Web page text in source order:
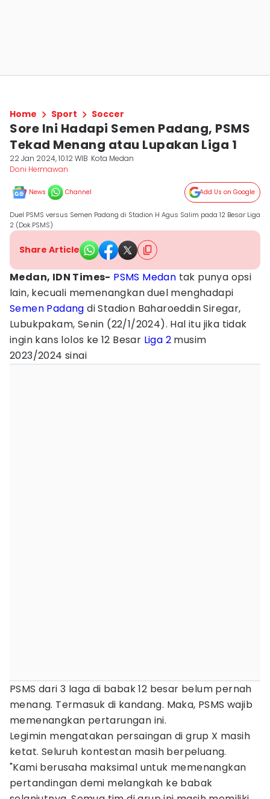
Home Sport Soccer
Sore Ini Hadapi Semen Padang, PSMS
Tekad Menang atau Lupakan Liga 1
22 Jan 2024, 10:12 WIB Kota Medan
Doni Hermawan
News Channel Add Us on Google
Duel PSMS versus Semen Padang di Stadion H Agus Salim pada 12 Besar Liga
2 (Dok.PSMS)
Share Article
Medan, IDN Times- PSMS Medan tak punya opsi
lain, kecuali memenangkan duel menghadapi
Semen Padang di Stadion Baharoeddin Siregar,
Lubukpakam, Senin (22/1/2024). Hal itu jika tidak
ingin kans lolos ke 12 Besar Liga 2 musim
2023/2024 sinai
PSMS dari 3 laga di babak 12 besar belum pernah
menang. Termasuk di kandang. Maka, PSMS wajib
memenangkan pertarungan ini.
Legimin mengatakan persaingan di grup X masih
ketat. Seluruh kontestan masih berpeluang.
"Kami berusaha maksimal untuk memenangkan
pertandingan demi melangkah ke babak